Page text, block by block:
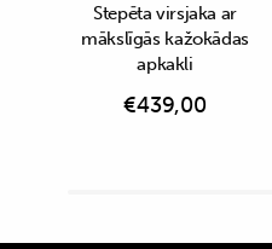
Stepēta virsjaka ar
mākslīgās kažokādas
apkakli
€439,00